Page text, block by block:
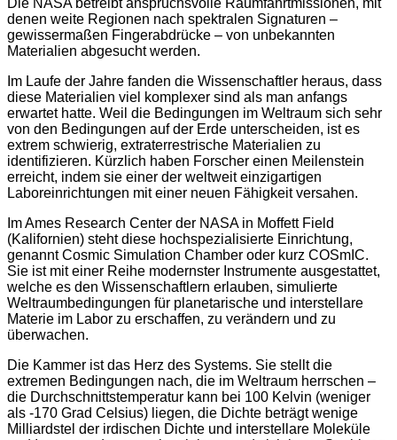
Die NASA betreibt anspruchsvolle Raumfahrtmissionen, mit
denen weite Regionen nach spektralen Signaturen –
gewissermaßen Fingerabdrücke – von unbekannten
Materialien abgesucht werden.
Im Laufe der Jahre fanden die Wissenschaftler heraus, dass
diese Materialien viel komplexer sind als man anfangs
erwartet hatte. Weil die Bedingungen im Weltraum sich sehr
von den Bedingungen auf der Erde unterscheiden, ist es
extrem schwierig, extraterrestrische Materialien zu
identifizieren. Kürzlich haben Forscher einen Meilenstein
erreicht, indem sie einer der weltweit einzigartigen
Laboreinrichtungen mit einer neuen Fähigkeit versahen.
Im Ames Research Center der NASA in Moffett Field
(Kalifornien) steht diese hochspezialisierte Einrichtung,
genannt Cosmic Simulation Chamber oder kurz COSmIC.
Sie ist mit einer Reihe modernster Instrumente ausgestattet,
welche es den Wissenschaftlern erlauben, simulierte
Weltraumbedingungen für planetarische und interstellare
Materie im Labor zu erschaffen, zu verändern und zu
überwachen.
Die Kammer ist das Herz des Systems. Sie stellt die
extremen Bedingungen nach, die im Weltraum herrschen –
die Durchschnittstemperatur kann bei 100 Kelvin (weniger
als -170 Grad Celsius) liegen, die Dichte beträgt wenige
Milliardstel der irdischen Dichte und interstellare Moleküle